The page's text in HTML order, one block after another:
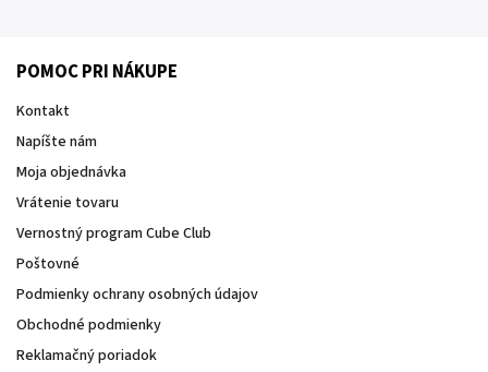
POMOC PRI NÁKUPE
Kontakt
Napíšte nám
Moja objednávka
Vrátenie tovaru
Vernostný program Cube Club
Poštovné
Podmienky ochrany osobných údajov
Obchodné podmienky
Reklamačný poriadok